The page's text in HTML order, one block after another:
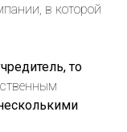
в которой
то